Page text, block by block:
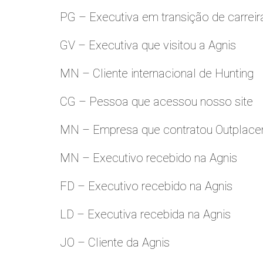
PG – Executiva em transição de
GV – Executiva que visitou a Agnis
MN – Cliente internacional de Hunting
CG – Pessoa que acessou nosso site
MN – Empresa que contratou
MN – Executivo recebido na Agnis
FD – Executivo recebido na Agnis
LD – Executiva recebida na Agnis
JO – Cliente da Agnis